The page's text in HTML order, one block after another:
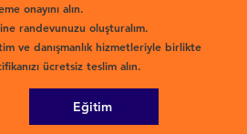
onayını alın.
randevunuzu oluşturalım.
ve danışmanlık hizmetleriyle birlikte
ücretsiz teslim alın.
Eğitim